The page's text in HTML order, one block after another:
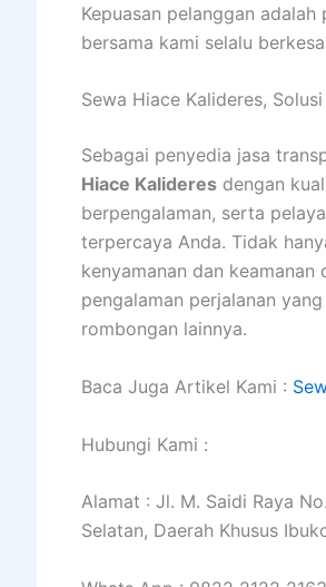
Kepuasan pelanggan
bersama kami selalu
Sewa Hiace Kalideres,
Sebagai penyedia jasa
Hiace Kalideres dengan
berpengalaman, serta
terpercaya Anda. Tidak
kenyamanan dan
pengalaman perjalanan
rombongan lainnya.
Baca Juga Artikel Kami :
Hubungi Kami :
Alamat : Jl. M. Saidi Raya
Selatan, Daerah Khusus